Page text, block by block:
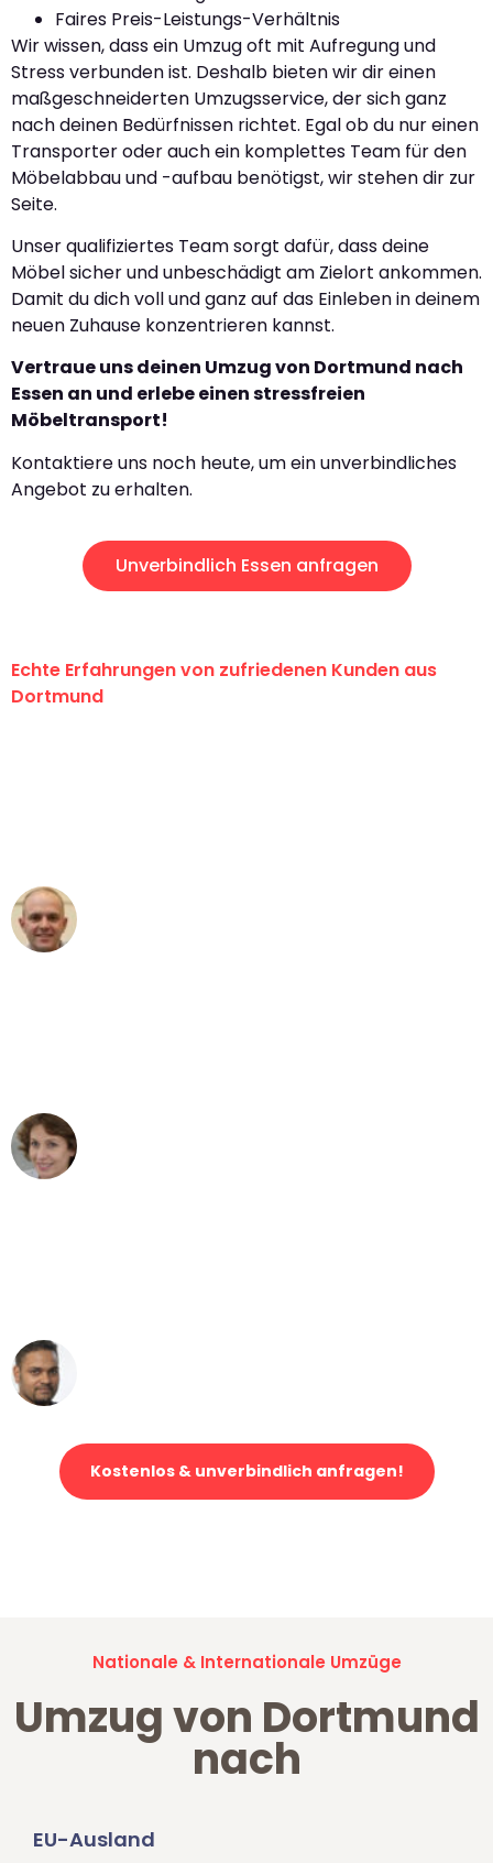
Faires Preis-Leistungs-Verhältnis
Wir wissen, dass ein Umzug oft mit Aufregung und
Stress verbunden ist. Deshalb bieten wir dir einen
maßgeschneiderten Umzugsservice, der sich ganz
nach deinen Bedürfnissen richtet. Egal ob du nur einen
Transporter oder auch ein komplettes Team für den
Möbelabbau und -aufbau benötigst, wir stehen dir zur
Seite.
Unser qualifiziertes Team sorgt dafür, dass deine
Möbel sicher und unbeschädigt am Zielort ankommen.
Damit du dich voll und ganz auf das Einleben in deinem
neuen Zuhause konzentrieren kannst.
Vertraue uns deinen Umzug von Dortmund nach
Essen an und erlebe einen stressfreien
Möbeltransport!
Kontaktiere uns noch heute, um ein unverbindliches
Angebot zu erhalten.
Unverbindlich Essen anfragen
Echte Erfahrungen von zufriedenen Kunden aus
Dortmund
Kostenlos & unverbindlich anfragen!
Nationale & Internationale Umzüge
Umzug von Dortmund
nach
EU-Ausland